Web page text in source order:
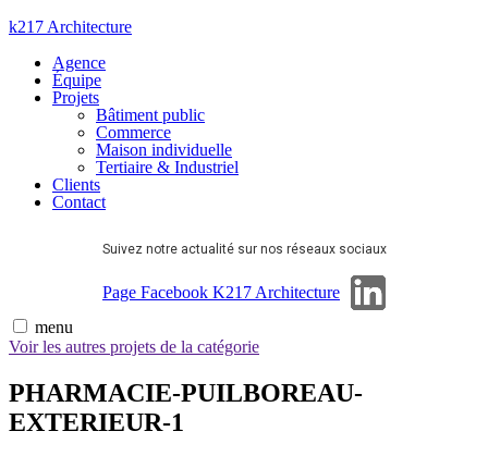
Aller
contenu
k217 Architecture
Agence
Équipe
Projets
Bâtiment public
Commerce
Maison individuelle
Tertiaire & Industriel
Clients
Contact
Suivez notre actualité sur nos réseaux sociaux
Page Facebook K217 Architecture
menu
Voir les autres projets de la catégorie
PHARMACIE-PUILBOREAU-
EXTERIEUR-1